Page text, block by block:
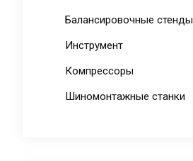
Балансировочные стенды
Инструмент
Компрессоры
Шиномонтажные станки